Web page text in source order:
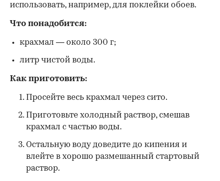
использовать, например, для поклейки обоев.
Что понадобится:
крахмал — около 300 г;
литр чистой воды.
Как приготовить:
Просейте весь крахмал через сито.
Приготовьте холодный раствор, смешав
крахмал с частью воды.
Остальную воду доведите до кипения и
влейте в хорошо размешанный стартовый
раствор.